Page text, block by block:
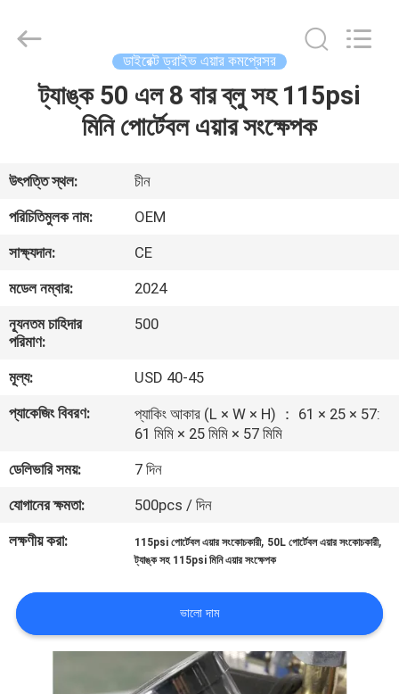
আমাদের
সম্পর্কে
কারখানা
পরিদর্শন
গুণমান
নিয়ন্ত্রণ
আমাদের
সাথে
যোগাযোগ
খবর
Machinery
Reserved.
ডাইরেক্ট ড্রাইভ এয়ার কমপ্রেসর
ট্যাঙ্ক 50 এল 8 বার ব্লু সহ 115psi
মিনি পোর্টেবল এয়ার সংক্ষেপক
উৎপত্তি স্থল:
চীন
পরিচিতিমুলক নাম:
OEM
সাক্ষ্যদান:
CE
মডেল নম্বার:
2024
ন্যূনতম চাহিদার
পরিমাণ:
500
মূল্য:
USD 40-45
প্যাকেজিং বিবরণ:
প্যাকিং আকার (L × W × H) ： 61 × 25 × 57:
61 মিমি × 25 মিমি × 57 মিমি
ডেলিভারি সময়:
7 দিন
যোগানের ক্ষমতা:
500pcs / দিন
লক্ষণীয় করা:
115psi পোর্টেবল এয়ার সংকোচকারী, 50L পোর্টেবল এয়ার সংকোচকারী,
ট্যাঙ্ক সহ 115psi মিনি এয়ার সংক্ষেপক
ভালো দাম